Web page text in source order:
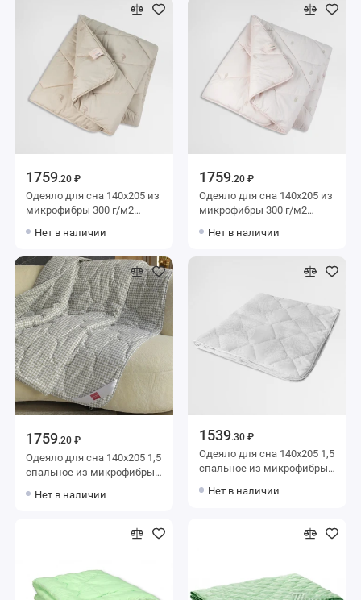
1759.20 ₽
Одеяло для сна 140х205 из
микрофибры 300 г/м2
силиконизированное
волокно MOYЁ HOME
Нет в наличии
1759.20 ₽
Одеяло для сна 140х205 из
микрофибры 300 г/м2
силиконизированное
Нет в наличии
1759.20 ₽
Одеяло для сна 140х205 1,5
спальное из микрофибры
силиконизированное
Нет в наличии
1539.30 ₽
Одеяло для сна 140х205 1,5
спальное из микрофибры
силиконизированное
Нет в наличии